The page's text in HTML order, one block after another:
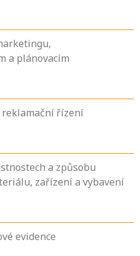
a plánovacím
reklamační řízení
a způsobu
zařízení a vybavení
evidence